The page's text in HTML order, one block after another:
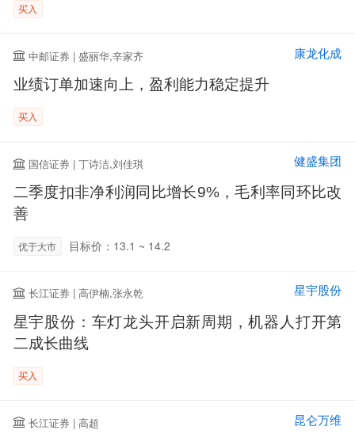
买入
中邮证券 | 盛丽华,辛家齐 康龙化成
业绩订单加速向上，盈利能力稳定提升
买入
国信证券 | 丁诗洁,刘佳琪 健盛集团
二季度扣非净利润同比增长9%，毛利率同环比改
善
优于大市 目标价：13.1 ~ 14.2
长江证券 | 高伊楠,张永乾 星宇股份
星宇股份：车灯龙头开启新周期，机器人打开第
二成长曲线
买入
长江证券 | 高超 昆仑万维